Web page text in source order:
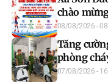
chào
Tháng
08/08/2026 -
Tăng
phòng
doanh, sửa
07/08/2026 -